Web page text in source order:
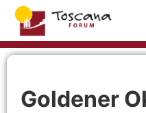
Goldener